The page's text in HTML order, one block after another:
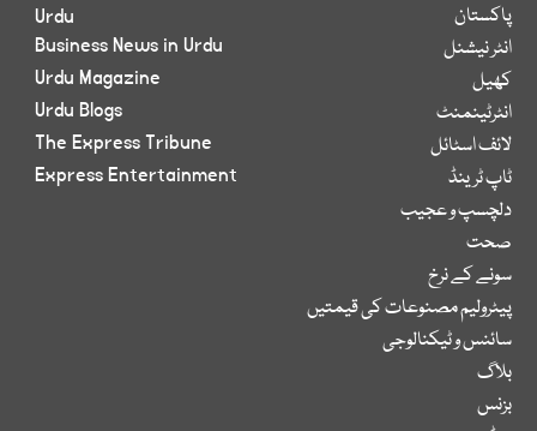
پاکستان
انٹر نیشنل
کھیل
انٹرٹینمنٹ
لائف اسٹائل
ٹاپ ٹرینڈ
دلچسپ و عجیب
صحت
سونے کے نرخ
پیٹرولیم مصنوعات کی قیمتیں
سائنس و ٹیکنالوجی
بلاگ
بزنس
Urdu
Business News in Urdu
Urdu Magazine
Urdu Blogs
The Express Tribune
Express Entertainment